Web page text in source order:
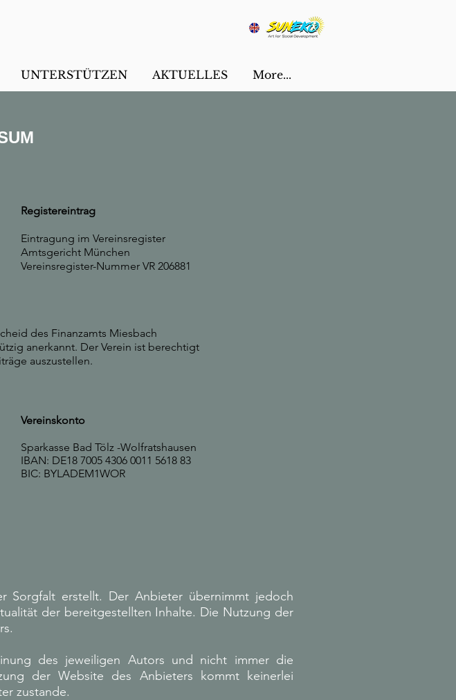
UNTERSTÜTZEN AKTUELLES More...
Registereintrag
Eintragung im Vereinsregister
Amtsgericht München
Vereinsregister-Nummer VR 206881
des Finanzamts Miesbach
anerkannt. Der Verein ist berechtigt
auszustellen.
Vereinskonto
Sparkasse Bad Tölz -Wolfratshausen
IBAN: DE18 7005 4306 0011 5618 83
BIC: BYLADEM1WOR
Sorgfalt erstellt. Der Anbieter übernimmt jedoch
der bereitgestellten Inhalte. Die Nutzung der
des jeweiligen Autors und nicht immer die
der Website des Anbieters kommt keinerlei
zustande.